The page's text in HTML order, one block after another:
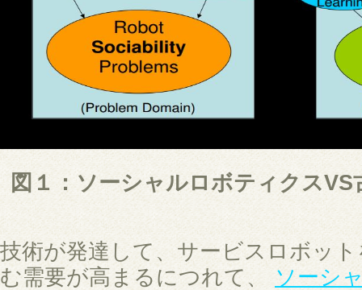
図１：ソーシャルロボティクス
技術が発達して、サービスロボッ
む需要が高まるにつれて、 ソーシ